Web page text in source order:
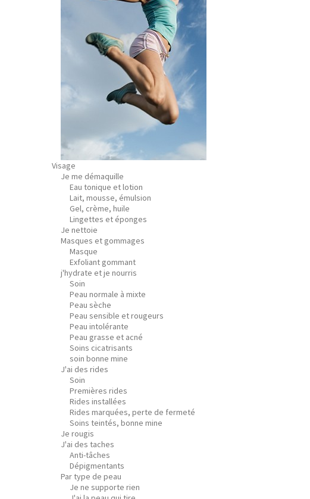
Visage
Je me démaquille
Eau tonique et lotion
Lait, mousse, émulsion
Gel, crème, huile
Lingettes et éponges
Je nettoie
Masques et gommages
Masque
Exfoliant gommant
j'hydrate et je nourris
Soin
Peau normale à mixte
Peau sèche
Peau sensible et rougeurs
Peau intolérante
Peau grasse et acné
Soins cicatrisants
soin bonne mine
J'ai des rides
Soin
Premières rides
Rides installées
Rides marquées, perte de fermeté
Soins teintés, bonne mine
Je rougis
J'ai des taches
Anti-tâches
Dépigmentants
Par type de peau
Je ne supporte rien